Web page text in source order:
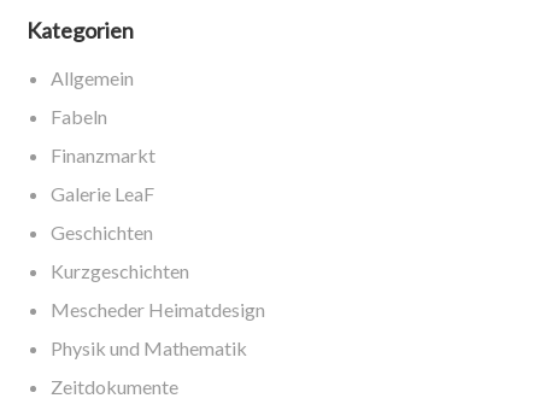
Kategorien
Allgemein
Fabeln
Finanzmarkt
Galerie LeaF
Geschichten
Kurzgeschichten
Mescheder Heimatdesign
Physik und Mathematik
Zeitdokumente